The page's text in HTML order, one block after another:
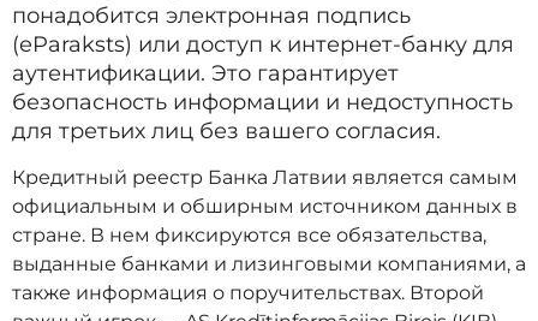
понадобится электронная подпись
(eParaksts) или доступ к интернет-банку для
аутентификации. Это гарантирует
безопасность информации и недоступность
для третьих лиц без вашего согласия.
Кредитный реестр Банка Латвии является самым
официальным и обширным источником данных в
стране. В нем фиксируются все обязательства,
выданные банками и лизинговыми компаниями, а
также информация о поручительствах. Второй